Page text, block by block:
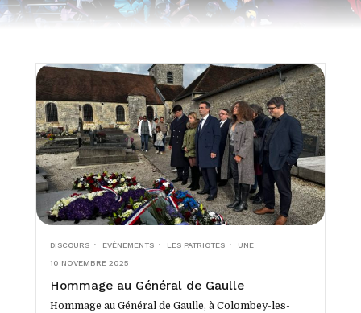
DISCOURS EVÉNEMENTS LES PATRIOTES
UNE
10 NOVEMBRE 2025
Hommage au Général de Gaulle
Hommage au Général de Gaulle, à Colombey-les-